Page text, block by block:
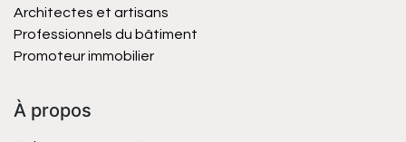
Architectes et artisans
Professionnels du bâtiment
Promoteur immobilier
À propos